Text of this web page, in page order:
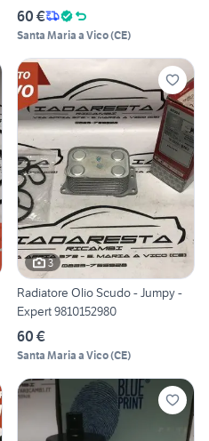
60 €
Santa Maria a Vico(CE)
3
Radiatore Olio Scudo - Jumpy -
Expert 9810152980
60 €
Santa Maria a Vico(CE)